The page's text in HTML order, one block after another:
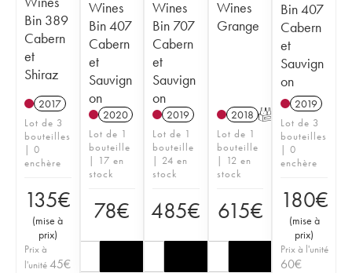
Bin 389
Cabern
et
Shiraz
2017
Lot de 3
bouteilles
| 0
enchère
135€
(mise à
prix)
Prix à
l'unité45€
Wines
Bin 407
Cabern
et
Sauvign
on
2020
Lot de 1
bouteille
| 17 en
stock
78€
Wines
Bin 707
Cabern
et
Sauvign
on
2019
Lot de 1
bouteille
| 24 en
stock
485€
Wines
Grange
2018 T
Lot de 1
bouteille
| 12 en
stock
615€
Bin 407
Cabern
et
Sauvign
on
2019
Lot de 3
bouteilles
| 0
enchère
180€
(mise à
prix)
Prix à l'unité
60€